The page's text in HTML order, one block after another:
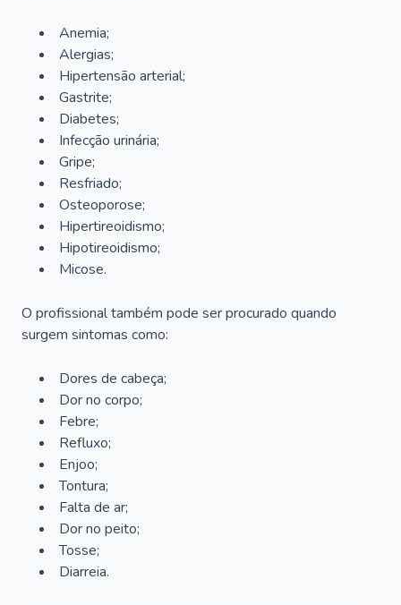
Anemia;
Alergias;
Hipertensão arterial;
Gastrite;
Diabetes;
Infecção urinária;
Gripe;
Resfriado;
Osteoporose;
Hipertireoidismo;
Hipotireoidismo;
Micose.
O profissional também pode ser procurado quando
surgem sintomas como:
Dores de cabeça;
Dor no corpo;
Febre;
Refluxo;
Enjoo;
Tontura;
Falta de ar;
Dor no peito;
Tosse;
Diarreia.